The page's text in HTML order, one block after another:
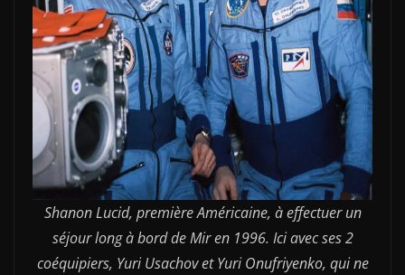
Shanon Lucid, première Américaine, à effectuer un
séjour long à bord de Mir en 1996. Ici avec ses 2
coéquipiers, Yuri Usachov et Yuri Onufriyenko, qui ne